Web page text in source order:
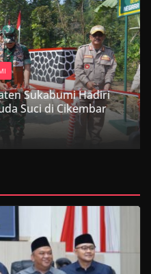
Sukabumi Hadiri
Suci di Cikembar